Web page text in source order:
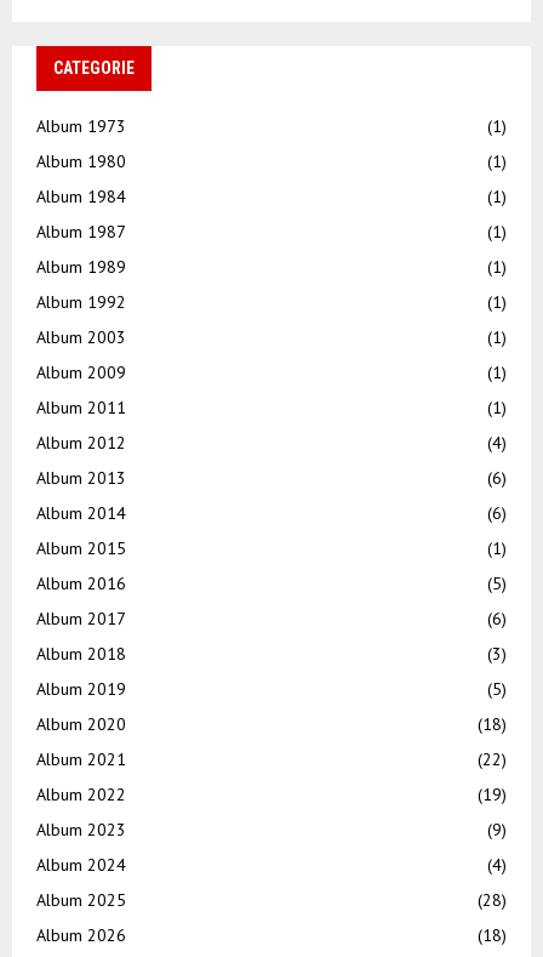
CATEGORIE
Album 1973
(1)
Album 1980
(1)
Album 1984
(1)
Album 1987
(1)
Album 1989
(1)
Album 1992
(1)
Album 2003
(1)
Album 2009
(1)
Album 2011
(1)
Album 2012
(4)
Album 2013
(6)
Album 2014
(6)
Album 2015
(1)
Album 2016
(5)
Album 2017
(6)
Album 2018
(3)
Album 2019
(5)
Album 2020
(18)
Album 2021
(22)
Album 2022
(19)
Album 2023
(9)
Album 2024
(4)
Album 2025
(28)
Album 2026
(18)